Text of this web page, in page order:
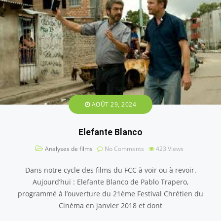
AOÛT 29, 2024
Elefante Blanco
Analyses de films No Comments 423 Views
Dans notre cycle des films du FCC à voir ou à revoir.
Aujourd’hui : Elefante Blanco de Pablo Trapero,
programmé à l’ouverture du 21ème Festival Chrétien du
Cinéma en janvier 2018 et dont